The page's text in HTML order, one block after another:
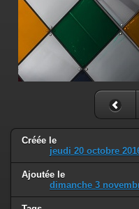
Créée le
jeudi 20 octobre
Ajoutée le
dimanche 3